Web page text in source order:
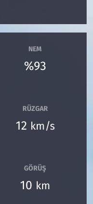
NEM
%93
RÜZGAR
12 km/s
GÖRÜŞ
10 km